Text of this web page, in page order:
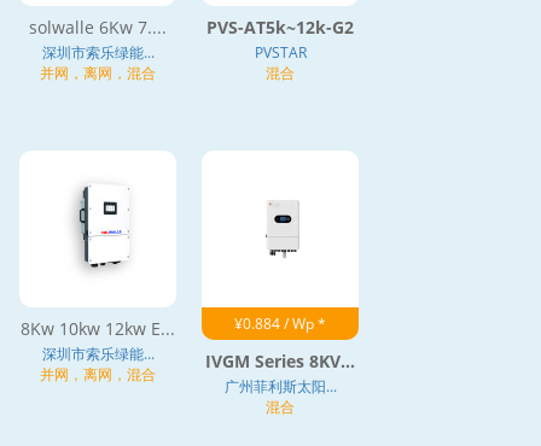
solwalle 6Kw 7....
深圳市索乐绿能...
并网，离网，混合
PVS-AT5k~12k-G2
PVSTAR
混合
8Kw 10kw 12kw E...
深圳市索乐绿能...
并网，离网，混合
¥0.884 / Wp *
IVGM Series 8KV...
广州菲利斯太阳...
混合